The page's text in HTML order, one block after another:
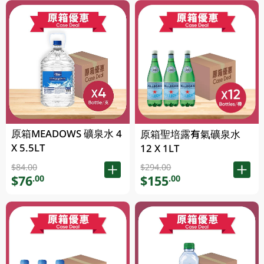
原箱MEADOWS 礦泉水 4
X 5.5LT
$84.00
$76.00
原箱聖培露有氣礦泉水
12 X 1LT
$294.00
$155.00